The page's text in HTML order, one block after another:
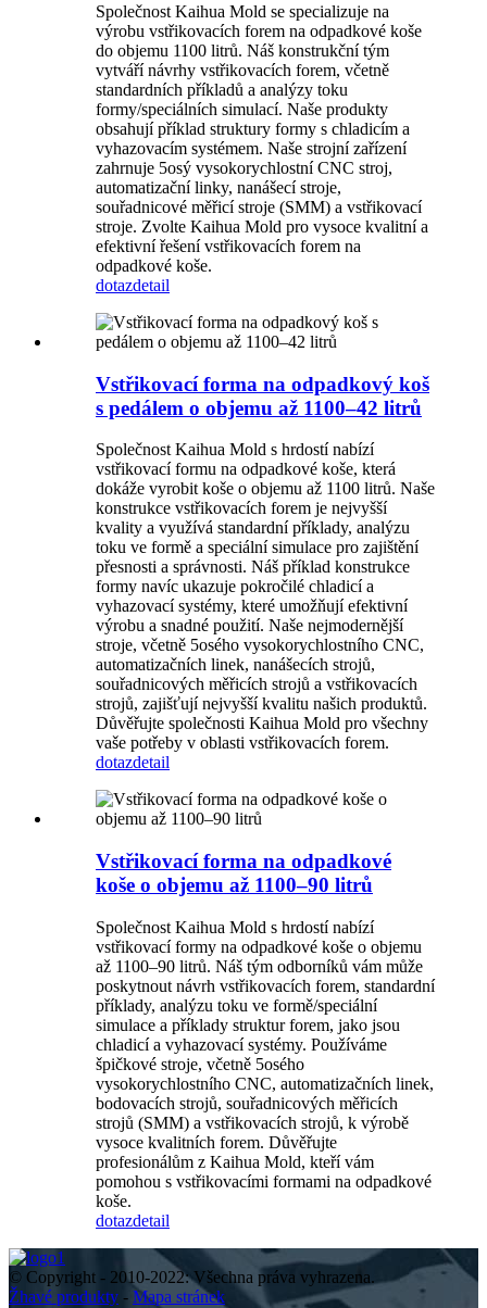
Společnost Kaihua Mold se specializuje na
výrobu vstřikovacích forem na odpadkové koše
do objemu 1100 litrů. Náš konstrukční tým
vytváří návrhy vstřikovacích forem, včetně
standardních příkladů a analýzy toku
formy/speciálních simulací. Naše produkty
obsahují příklad struktury formy s chladicím a
vyhazovacím systémem. Naše strojní zařízení
zahrnuje 5osý vysokorychlostní CNC stroj,
automatizační linky, nanášecí stroje,
souřadnicové měřicí stroje (SMM) a vstřikovací
stroje. Zvolte Kaihua Mold pro vysoce kvalitní a
efektivní řešení vstřikovacích forem na
odpadkové koše.
dotazdetail
Vstřikovací forma na odpadkový koš
s pedálem o objemu až 1100–42 litrů
Společnost Kaihua Mold s hrdostí nabízí
vstřikovací formu na odpadkové koše, která
dokáže vyrobit koše o objemu až 1100 litrů. Naše
konstrukce vstřikovacích forem je nejvyšší
kvality a využívá standardní příklady, analýzu
toku ve formě a speciální simulace pro zajištění
přesnosti a správnosti. Náš příklad konstrukce
formy navíc ukazuje pokročilé chladicí a
vyhazovací systémy, které umožňují efektivní
výrobu a snadné použití. Naše nejmodernější
stroje, včetně 5osého vysokorychlostního CNC,
automatizačních linek, nanášecích strojů,
souřadnicových měřicích strojů a vstřikovacích
strojů, zajišťují nejvyšší kvalitu našich produktů.
Důvěřujte společnosti Kaihua Mold pro všechny
vaše potřeby v oblasti vstřikovacích forem.
dotazdetail
Vstřikovací forma na odpadkové
koše o objemu až 1100–90 litrů
Společnost Kaihua Mold s hrdostí nabízí
vstřikovací formy na odpadkové koše o objemu
až 1100–90 litrů. Náš tým odborníků vám může
poskytnout návrh vstřikovacích forem, standardní
příklady, analýzu toku ve formě/speciální
simulace a příklady struktur forem, jako jsou
chladicí a vyhazovací systémy. Používáme
špičkové stroje, včetně 5osého
vysokorychlostního CNC, automatizačních linek,
bodovacích strojů, souřadnicových měřicích
strojů (SMM) a vstřikovacích strojů, k výrobě
vysoce kvalitních forem. Důvěřujte
profesionálům z Kaihua Mold, kteří vám
pomohou s vstřikovacími formami na odpadkové
koše.
dotazdetail
© Copyright - 2010-2022: Všechna práva vyhrazena.
Žhavé produkty - Mapa stránek